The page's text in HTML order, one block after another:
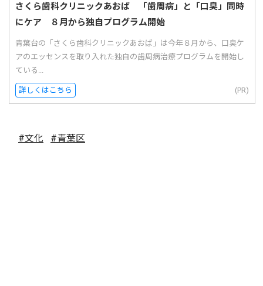
さくら歯科クリニックあおば 「歯周病」と「口臭」同時
にケア ８月から独自プログラム開始
青葉台の「さくら歯科クリニックあおば」は今年８月から、口臭ケ
アのエッセンスを取り入れた独自の歯周病治療プログラムを開始し
ている...
詳しくはこちら (PR)
#文化 #青葉区